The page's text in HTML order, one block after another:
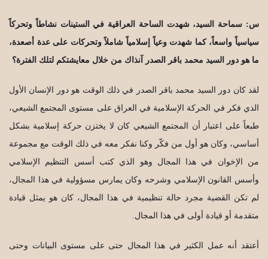
س: سماحة السيد، شهدت الساحة العراقية في الستينات نشاطاً وتحركاً
سياسياً واسعاً، كما شهدت وعياً إسلامياً شاملاً وتحركات على عدة أصعدة،
ما هو دور السيد محمد باقر الصدر آنذاك من خلال معايشتكم لتلك الفترة؟
لقد كان دور السيد محمد باقر الصدر في ذلك الوقت هو دور الإنسان الأول
الذي فكر في الحركة الإسلامية في العراق على مستوى المجتمع الشيعي،
طبعاً على اعتبار أن المجتمع الشيعي كان لا يختزن حركة إسلامية بشكل
أساسي، وكان هو أول من فكّر وكنا نفكر معه في ذلك الوقت مع مجموعة
من الإخوان في هذا المجال وهو الذي كتب أسس التنظيم الإسلامي
وأسس القانون الإسلامي وشرحه وكان يمارس مسؤولية في هذا المجال،
لم تكن القضية مجرد حالة تنظيمية في هذا المجال، كان هو يمثل قيادة
متقدمة أو قيادة أولى في هذا المجال.
أعتقد أنه عمل الكثير في هذا المجال حتى على مستوى البيانات وحتى